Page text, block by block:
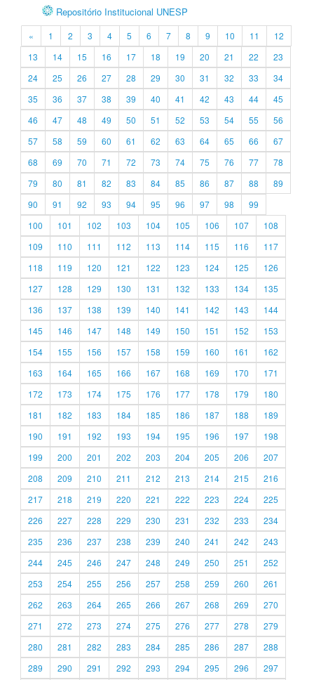
Repositório Institucional UNESP
« 1 2 3 4 5 6 7 8 9 10 11
12
13
14 15 16 17 18 19 20 21 22
23
24
25 26 27 28 29 30 31 32 33
34
35
36 37 38 39 40 41 42 43 44
45
46
47 48 49 50 51 52 53 54 55
56
57
58 59 60 61 62 63 64 65 66
67
68
69 70 71 72 73 74 75 76 77
78
79
80 81 82 83 84 85 86 87 88
89
90
91 92 93 94 95 96 97 98
99
100
101 102 103 104 105 106 107
108
109
110 111 112 113 114 115 116
117
118
119 120 121 122 123 124 125
126
127
128 129 130 131 132 133 134
135
136
137 138 139 140 141 142 143
144
145
146 147 148 149 150 151 152
153
154
155 156 157 158 159 160 161
162
163
164 165 166 167 168 169 170
171
172
173 174 175 176 177 178 179
180
181
182 183 184 185 186 187 188
189
190
191 192 193 194 195 196 197
198
199
200 201 202 203 204 205 206
207
208
209 210 211 212 213 214 215
216
217
218 219 220 221 222 223 224
225
226
227 228 229 230 231 232 233
234
235
236 237 238 239 240 241 242
243
244
245 246 247 248 249 250 251
252
253
254 255 256 257 258 259 260
261
262
263 264 265 266 267 268 269
270
271
272 273 274 275 276 277 278
279
280
281 282 283 284 285 286 287
288
289
290 291 292 293 294 295 296 297